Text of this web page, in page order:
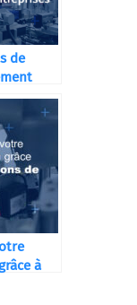
de
et
à